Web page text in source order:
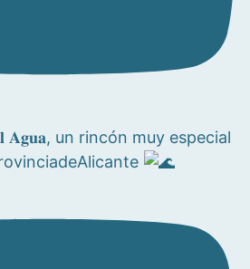
𝐀𝐠𝐮𝐚, un rincón muy especial